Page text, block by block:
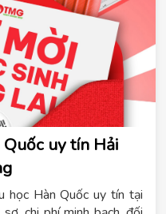
uy tín Hải
học Hàn Quốc uy tín tại